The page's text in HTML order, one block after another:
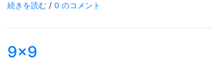
続きを読む / 0 のコメント
9×9